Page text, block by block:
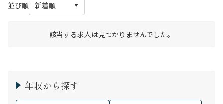
並び順
該当する求人は見つかりませんでした。
年収から探す